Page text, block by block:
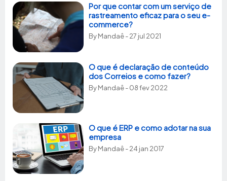
Por que contar com um serviço de
rastreamento eficaz para o seu e-
commerce?
ByMandaê- 27 jul 2021
O que é declaração de conteúdo
dos Correios e como fazer?
ByMandaê- 08 fev 2022
O que é ERP e como adotar na sua
empresa
ByMandaê- 24 jan 2017